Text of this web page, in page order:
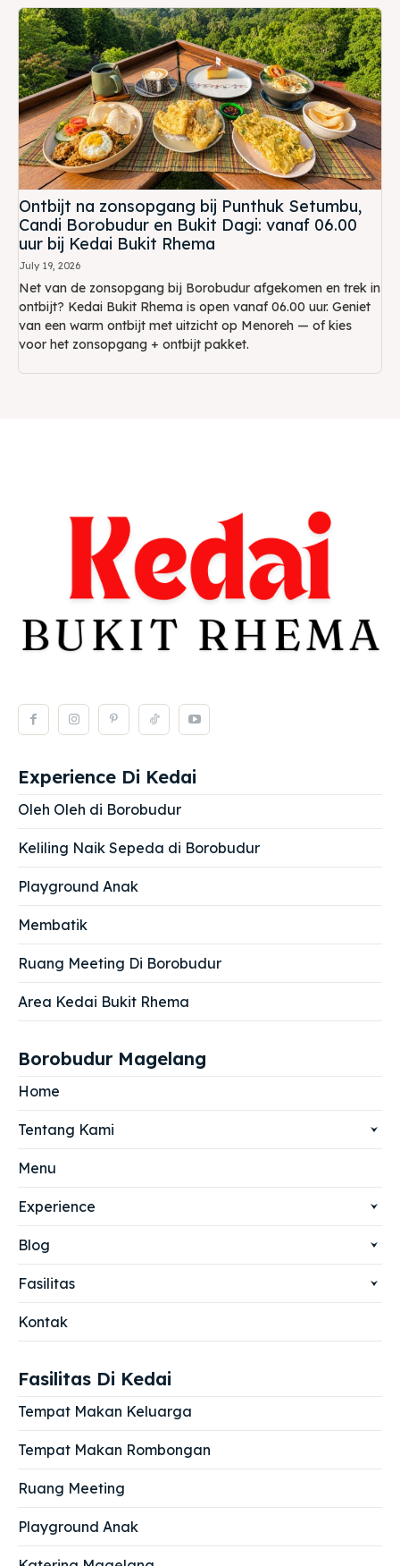
Ontbijt na zonsopgang bij Punthuk Setumbu,
Candi Borobudur en Bukit Dagi: vanaf 06.00
uur bij Kedai Bukit Rhema
July 19, 2026
Net van de zonsopgang bij Borobudur afgekomen en trek in
ontbijt? Kedai Bukit Rhema is open vanaf 06.00 uur. Geniet
van een warm ontbijt met uitzicht op Menoreh — of kies
voor het zonsopgang + ontbijt pakket.
Experience Di Kedai
Oleh Oleh di Borobudur
Keliling Naik Sepeda di Borobudur
Playground Anak
Membatik
Ruang Meeting Di Borobudur
Area Kedai Bukit Rhema
Borobudur Magelang
Home
Tentang Kami
Menu
Experience
Blog
Fasilitas
Kontak
Fasilitas Di Kedai
Tempat Makan Keluarga
Tempat Makan Rombongan
Ruang Meeting
Playground Anak